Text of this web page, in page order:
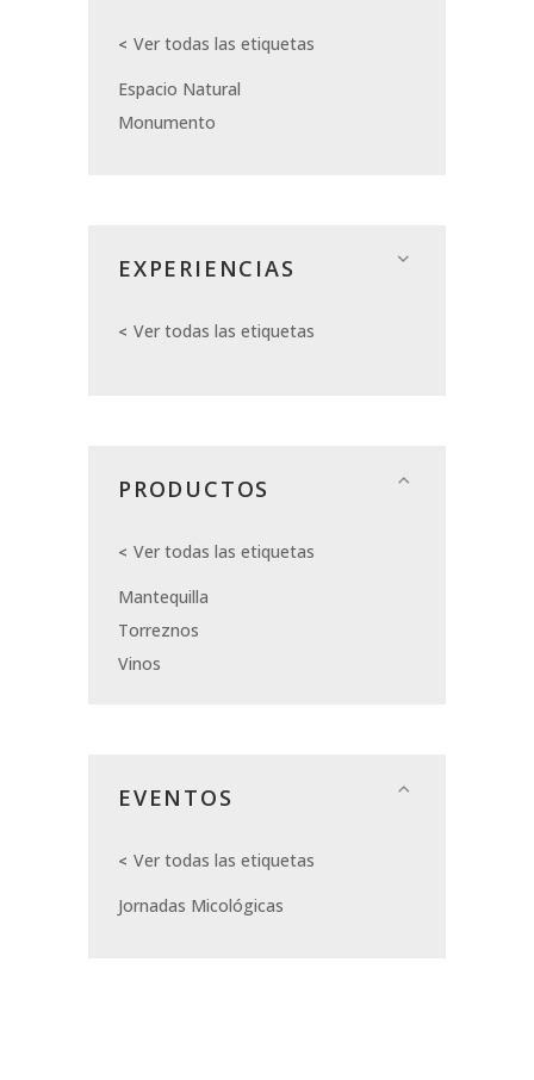
Ver todas las etiquetas
Espacio Natural
Monumento
EXPERIENCIAS
Ver todas las etiquetas
PRODUCTOS
Ver todas las etiquetas
Mantequilla
Torreznos
Vinos
EVENTOS
Ver todas las etiquetas
Jornadas Micológicas